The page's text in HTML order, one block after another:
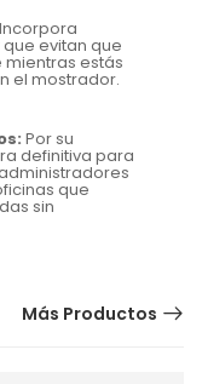
Incorpora
evitan que
estás
el mostrador.
Por su
definitiva para
que
sin
Más Productos